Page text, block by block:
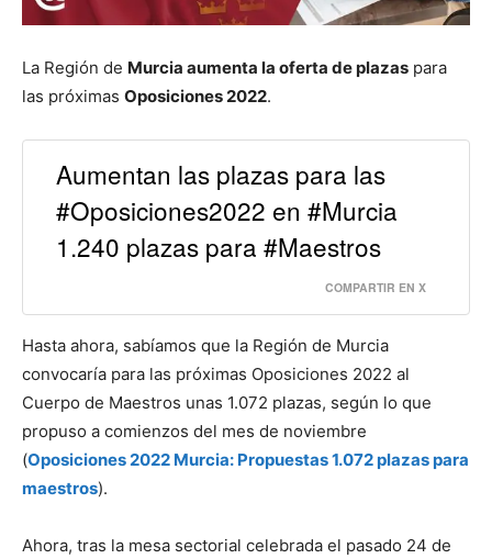
La Región de Murcia aumenta la oferta de plazas para
las próximas Oposiciones 2022.
Aumentan las plazas para las
#Oposiciones2022 en #Murcia
1.240 plazas para #Maestros
COMPARTIR EN X
Hasta ahora, sabíamos que la Región de Murcia
convocaría para las próximas Oposiciones 2022 al
Cuerpo de Maestros unas 1.072 plazas, según lo que
propuso a comienzos del mes de noviembre
(Oposiciones 2022 Murcia: Propuestas 1.072 plazas para
maestros).
Ahora, tras la mesa sectorial celebrada el pasado 24 de